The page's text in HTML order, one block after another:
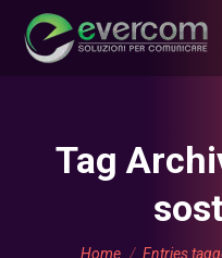
Tag
You are here:
Home Entries